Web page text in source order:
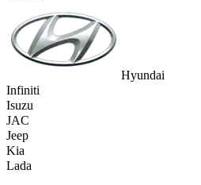
Hyundai
Infiniti
Isuzu
JAC
Jeep
Kia
Lada